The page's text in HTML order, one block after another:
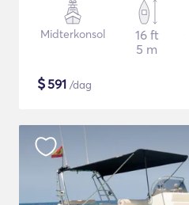
Midterkonsol
16 ft
5 m
$591 /dag